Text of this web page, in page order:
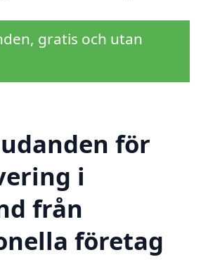
gratis och utan
för
i
från
företag